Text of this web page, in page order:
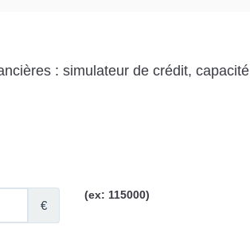
: simulateur de crédit, capacité